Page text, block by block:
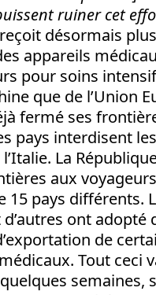
ruiner cet
désormais
appareils
pour soins
que de l’Union
fermé ses
pays interdisent
La
aux
15 pays différents.
d’autres ont adopté
de
Tout ceci
semaines,